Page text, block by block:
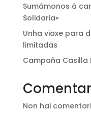
Sumámonos á
Solidaria»
Unha viaxe para
limitadas
Campaña Casilla
Non hai